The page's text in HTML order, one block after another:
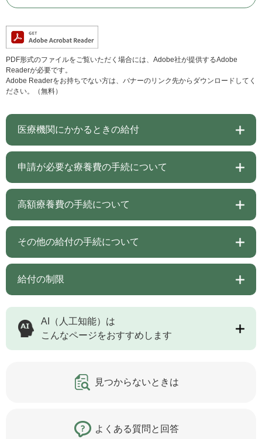
PDF形式のファイルをご覧いただく場合には、Adobe社が提供するAdobe
Readerが必要です。
Adobe Readerをお持ちでない方は、バナーのリンク先からダウンロードしてく
ださい。（無料）
医療機関にかかるときの給付
申請が必要な療養費の手続について
高額療養費の手続について
その他の給付の手続について
給付の制限
AI（人工知能）は
こんなページをおすすめします
見つからないときは
よくある質問と回答